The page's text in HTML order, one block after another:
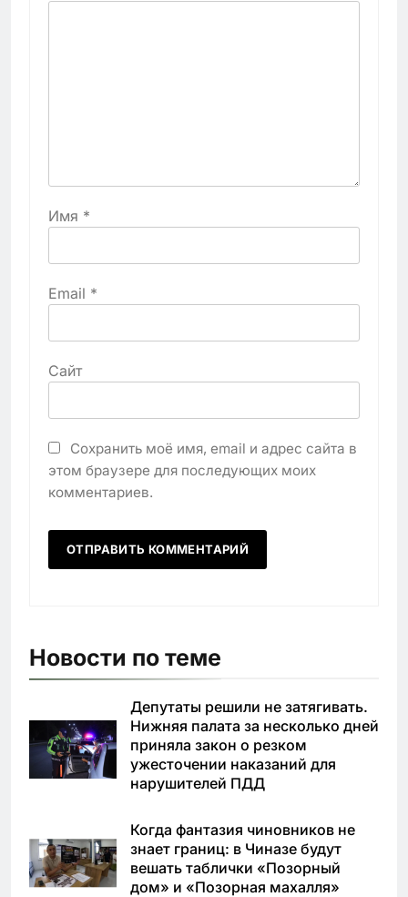
Имя *
Email *
Сайт
Сохранить моё имя, email и адрес сайта в
этом браузере для последующих моих
комментариев.
Новости по теме
Депутаты решили не затягивать.
Нижняя палата за несколько дней
приняла закон о резком
ужесточении наказаний для
нарушителей ПДД
Когда фантазия чиновников не
знает границ: в Чиназе будут
вешать таблички «Позорный
дом» и «Позорная махалля»